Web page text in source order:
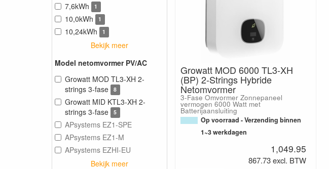
7,6kWh 1
10,0kWh 1
10,24kWh 1
Bekijk meer
Model netomvormer PV/AC
Growatt MOD TL3-XH 2-
strings 3-fase
8
Growatt MID KTL3-XH 2-
strings 3-fase
5
APsystems EZ1-SPE
APsystems EZ1-M
APsystems EZHI-EU
Bekijk meer
Growatt MOD 6000 TL3-XH
(BP) 2-Strings Hybride
Netomvormer
3-Fase Omvormer Zonnepaneel
vermogen 6000 Watt met
Batterijaansluiting
Op voorraad - Verzending binnen
1~3 werkdagen
1,049.95
867.73 excl. BTW